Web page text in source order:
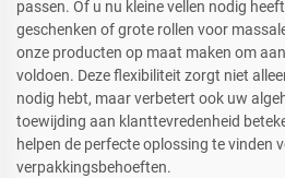
passen. Of u nu kleine vellen nodig
geschenken of grote rollen voor
onze producten op maat maken om
voldoen. Deze flexibiliteit zorgt niet
nodig hebt, maar verbetert ook uw
toewijding aan klanttevredenheid
helpen de perfecte oplossing te vinden
verpakkingsbehoeften.